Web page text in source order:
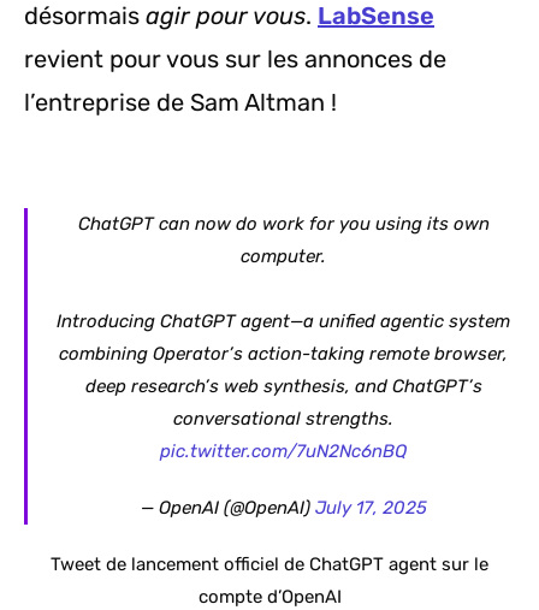
désormais agir pour vous. LabSense
revient pour vous sur les annonces de
l’entreprise de Sam Altman !
ChatGPT can now do work for you using its own
computer.
Introducing ChatGPT agent—a unified agentic system
combining Operator’s action-taking remote browser,
deep research’s web synthesis, and ChatGPT’s
conversational strengths.
pic.twitter.com/7uN2Nc6nBQ
— OpenAI (@OpenAI) July 17, 2025
Tweet de lancement officiel de ChatGPT agent sur le
compte d’OpenAI